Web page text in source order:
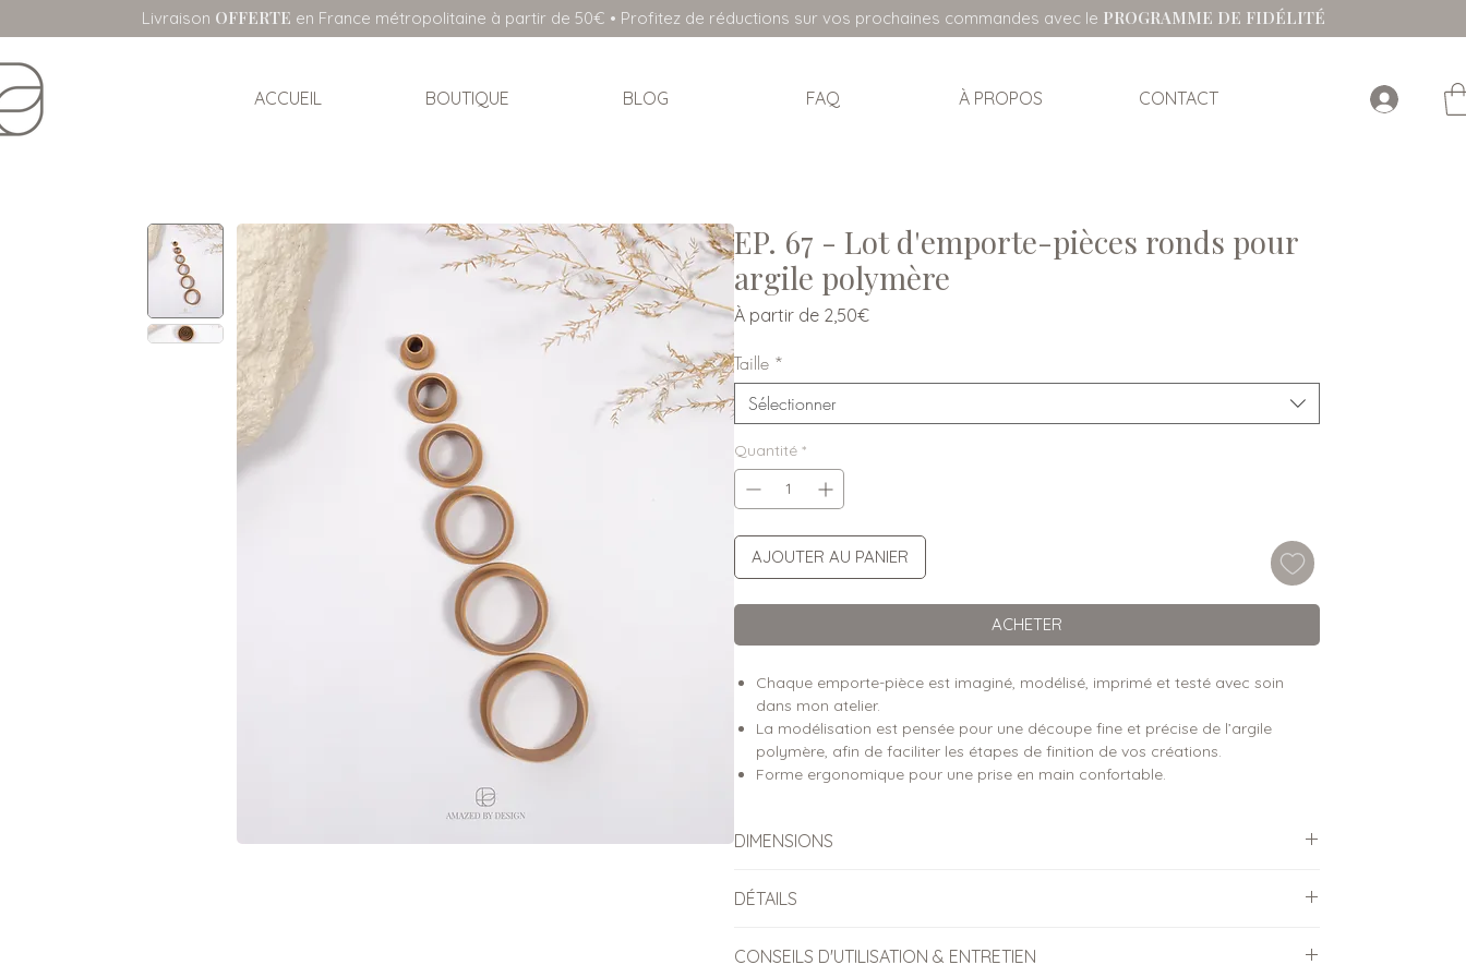
Livraison OFFERTE en France métropolitaine à partir de 50€ • Profitez de réductions sur vos prochaines commandes avec le PROGRAMME DE FIDÉLITÉ
ACCUEIL BOUTIQUE BLOG FAQ À PROPOS CONTACT
EP. 67 - Lot d'emporte-pièces ronds pour
argile polymère
À partir de 2,50€Prix
Taille *
Sélectionner
Quantité *
AJOUTER AU PANIER
ACHETER
Chaque emporte-pièce est imaginé, modélisé, imprimé et testé avec soin
dans mon atelier.
La modélisation est pensée pour une découpe fine et précise de l’argile
polymère, afin de faciliter les étapes de finition de vos créations.
Forme ergonomique pour une prise en main confortable.
DIMENSIONS
Dimensions des pièces découpées (hauteur x largeur)
DÉTAILS
Emporte-pièces conçus pour l’argile polymère
CONSEILS D'UTILISATION & ENTRETIEN